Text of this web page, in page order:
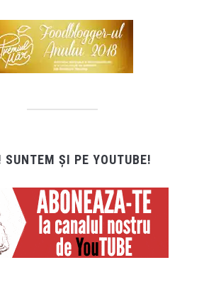
SUNTEM ȘI PE YOUTUBE!